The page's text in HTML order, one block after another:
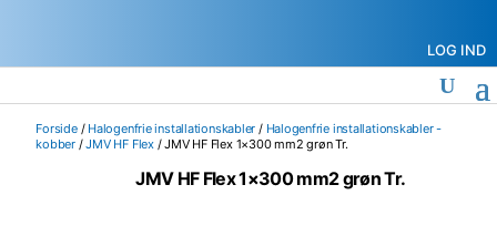
LOG IND
Forside/ Halogenfrie installationskabler / Halogenfrie installationskabler -
kobber /JMV HF Flex/ JMV HF Flex 1×300 mm2 grøn Tr.
JMV HF Flex 1×300 mm2 grøn Tr.